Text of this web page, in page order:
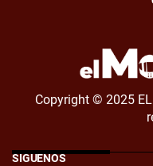
Copyright © 2025
SÍGUENOS